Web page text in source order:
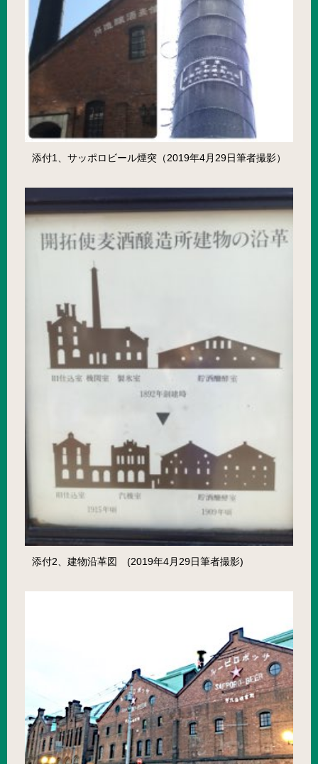
添付1、サッポロビール煙突（2019年4月29日筆者撮影）
添付2、建物沿革図 (2019年4月29日筆者撮影)